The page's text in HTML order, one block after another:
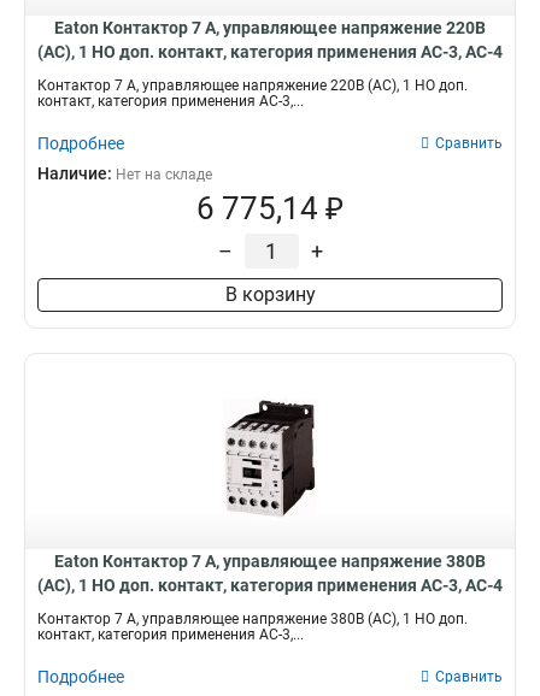
Eaton Контактор 7 А, управляющее напряжение 220В
(АС), 1 НО доп. контакт, категория применения AC-3, AC-4
DILM7-10(220V50HZ,240V60HZ)
Контактор 7 А, управляющее напряжение 220В (АС), 1 НО доп.
контакт, категория применения AC-3,...
Подробнее Сравнить
Наличие: Нет на складе
6 775,14 ₽
– +
В корзину
Eaton Контактор 7 А, управляющее напряжение 380В
(АС), 1 НО доп. контакт, категория применения AC-3, AC-4
DILM7-10(380V50HZ,440V60HZ)
Контактор 7 А, управляющее напряжение 380В (АС), 1 НО доп.
контакт, категория применения AC-3,...
Подробнее Сравнить